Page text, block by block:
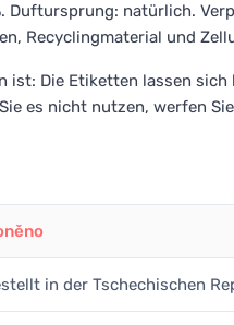
Duftursprung: natürlich.
Recyclingmaterial und
ist: Die Etiketten lassen
es nicht nutzen, werfen
in der Tschechischen